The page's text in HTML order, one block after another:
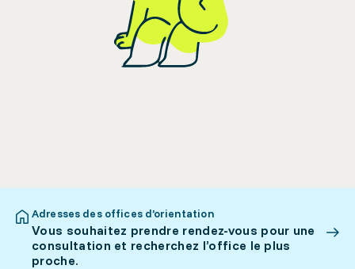
Adresses des offices d’orientation
Vous souhaitez prendre rendez-vous pour une
consultation et recherchez l’office le plus
proche.